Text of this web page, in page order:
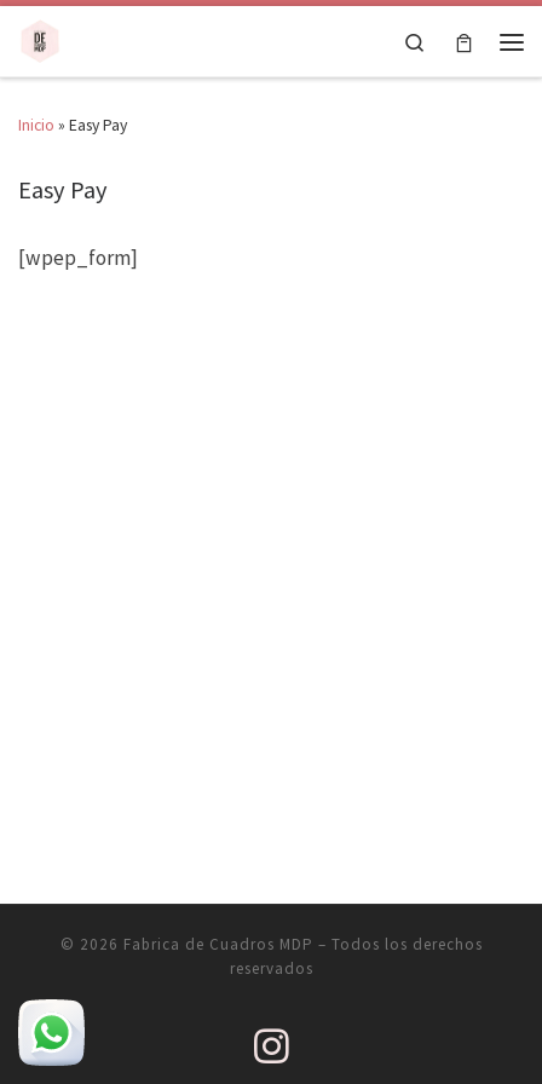
Saltar al contenido
Search
Inicio » Easy Pay
Easy Pay
[wpep_form]
© 2026 Fabrica de Cuadros MDP – Todos los derechos
reservados